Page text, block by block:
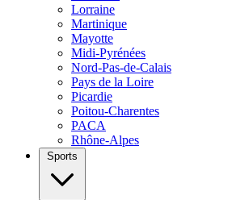
Lorraine
Martinique
Mayotte
Midi-Pyrénées
Nord-Pas-de-Calais
Pays de la Loire
Picardie
Poitou-Charentes
PACA
Rhône-Alpes
Sports